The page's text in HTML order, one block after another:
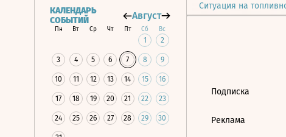
Ситуация на
КАЛЕНДАРЬ
СОБЫТИЙ
Август
Пн Вт Ср Чт Пт Сб Вс
1 2
3 4 5 6 7 8 9
10 11 12 13 14 15 16
17 18 19 20 21 22 23
24 25 26 27 28 29 30
Подписка
Реклама